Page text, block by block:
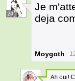
24
Je
deja
Moygoth
Ah oui!